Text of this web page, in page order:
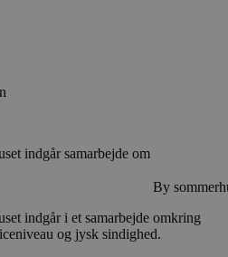
indgår samarbejde om
indgår i et samarbejde omkring
og jysk sindighed.